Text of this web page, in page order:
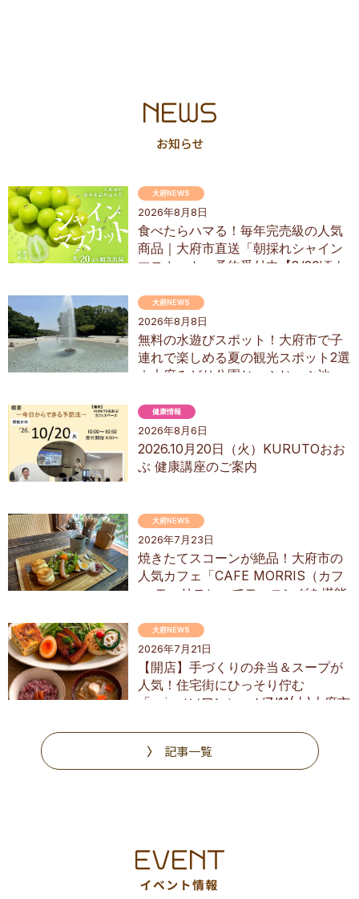
2026年8月8日
食べたらハマる！毎年完売級の人気
商品｜大府市直送「朝採れシャイン
マスカット」予約受付中【8/20頃よ
グ
大府NEWS
2026年8月8日
無料の水遊びスポット！大府市で子
連れで楽しめる夏の観光スポット2選
｜大府みどり公園じゃぶじゃぶ池、
大府NEWS
2026年8月6日
2026.10月20日（火）KURUTOおお
ぶ 健康講座のご案内
健康情報
2026年7月23日
焼きたてスコーンが絶品！大府市の
人気カフェ「CAFE MORRIS（カフ
ェ モーリス）」でモーニングを堪能
大府NEWS
2026年7月21日
【開店】手づくりの弁当＆スープが
人気！住宅街にひっそり佇む
「soin（ソワン）」が7/11(土)大府市
大府NEWS
記事一覧